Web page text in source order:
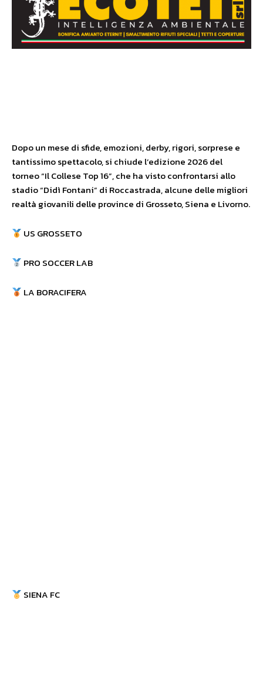
Dopo un mese di sfide, emozioni, derby, rigori, sorprese e
tantissimo spettacolo, si chiude l’edizione 2026 del
torneo “Il Collese Top 16”, che ha visto confrontarsi allo
stadio “Didì Fontani” di Roccastrada, alcune delle migliori
realtà giovanili delle province di Grosseto, Siena e Livorno.
US GROSSETO
PRO SOCCER LAB
LA BORACIFERA
SIENA FC